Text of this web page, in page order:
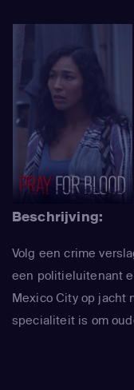
Beschrijving:
Volg een crime
een politieluitenant
Mexico City op jacht
specialiteit is om